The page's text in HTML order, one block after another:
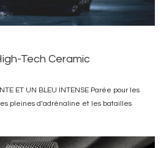
Tech Ceramic
ET UN BLEU INTENSE Parée pour les
pleines d’adrénaline et les batailles